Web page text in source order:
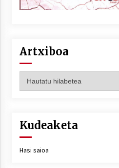
Artxiboa
Kudeaketa
Hasi saioa